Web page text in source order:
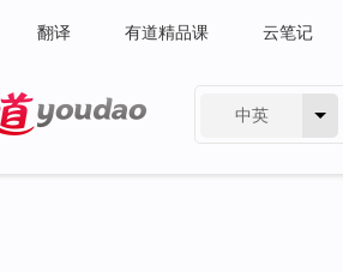
翻译 有道精品课 云笔记
中英